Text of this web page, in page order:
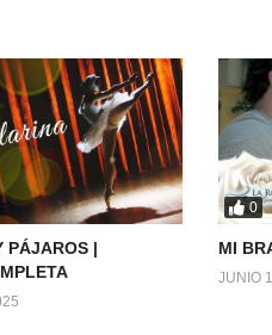
PÁJAROS |
0
MI
JUNIO